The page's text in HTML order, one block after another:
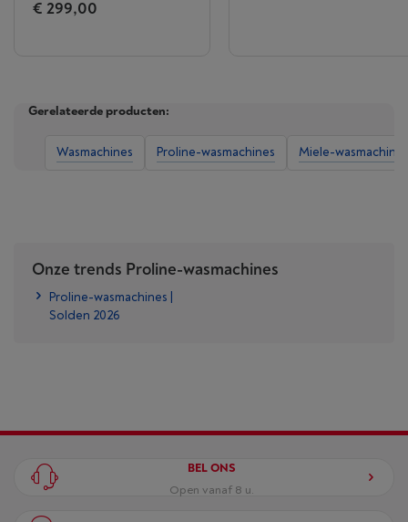
€ 299,00
Gerelateerde producten:
Wasmachines Proline-wasmachines Miele-wasmachines
Onze trends Proline-wasmachines
Proline-wasmachines |
Solden 2026
BEL ONS
Open vanaf 8 u.